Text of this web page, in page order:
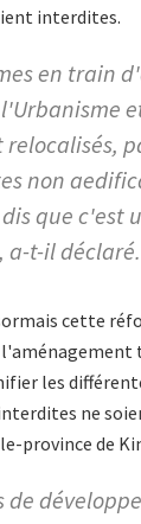
interdites.
en train
relocalisés,
non
que c'est
a-t-il déclaré.
cette
les
ne
province de
de